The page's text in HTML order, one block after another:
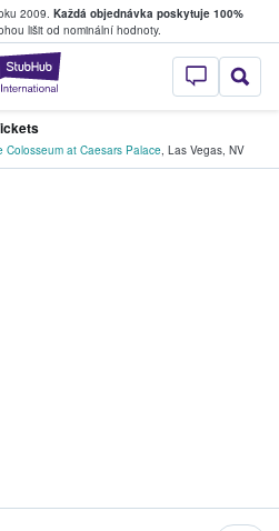
2009. Každá objednávka poskytuje 100%
lišit od nominální hodnoty.
StubHub –
a prodávají vstupenky
Colosseum at Caesars Palace, Las Vegas, NV